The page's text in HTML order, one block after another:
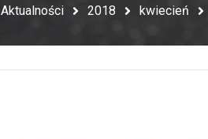
Aktualności 2018 kwiecień